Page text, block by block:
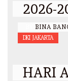
2026-
BINA
DKI JAKARTA
HARI